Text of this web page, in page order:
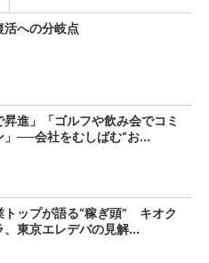
活への分岐点
昇進」「ゴルフや飲み会でコミ
」──会社をむしばむ“お...
トップが語る“稼ぎ頭” キオク
、東京エレデバの見解...